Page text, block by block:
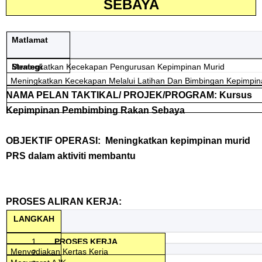
SEBAYA
Matlamat
Meningkatkan Kecekapan Pengurusan Kepimpinan Murid
Strategi
Meningkatkan Kecekapan Melalui Latihan Dan Bimbingan
NAMA PELAN TAKTIKAL/ PROJEK/PROGRAM: Kursus
Kepimpinan Pembimbing Rakan Sebaya
OBJEKTIF OPERASI: Meningkatkan kepimpinan murid
PRS dalam aktiviti membantu
PROSES ALIRAN KERJA:
LANGKAH
PROSES KERJA
1
Menyediakan Kertas Kerja
2